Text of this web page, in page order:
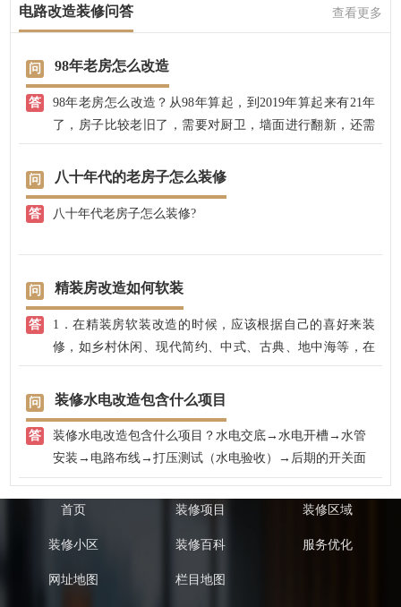
电路改造装修问答 查看更多
98年老房怎么改造
98年老房怎么改造？从98年算起，到2019年算起来有21年
了，房子比较老旧了，需要对厨卫，墙面进行翻新，还需
要对原先的水电进行改造，房子的布局需要重新设计，当
然，需要重新翻新改造，需要根据业主的意愿，有局部改
免费上门沟通和设计。
八十年代的老房子怎么装修
八十年代老房子怎么装修?
1、八十年代老房子装修前要做好工程和预算,因为八十年
代老房子已经算是老的房子了,因此相比之下,这类房子的工
虑屋况与承载量,之后才能进行翻新规划。通常情况系老屋
改造预算和新屋比较,更有着天差地别。主要是因为老屋工
程项目多,基础工程无法节省,视其屋况和装修项目,一坪预
算约五到十万不等。
2、老房装修天花板和地板装修:装修完成的空间简洁美观,
其实杂乱的线路都藏进了天花板,翻修时不妨仔细思考需要
的用电设备,预先计画才能让整个室内空间乾净清爽。而地
板砖选耐磨性好的;此外,若想规划合适,还可以架高地板,增
3、老房阳台装修:很多屋主在装修时,为了要争取室内空间
精装房改造如何软装
1．在精装房软装改造的时候，应该根据自己的喜好来装
修，如乡村休闲、现代简约、中式、古典、地中海等，在
这些风格下选择家具可以让平淡无奇的精装房展示出或乡
村或奢华或古典的气质。另外，精装房软装可以通过改变
2．尽管精装房软装可以改变精装房的风格，但也要与精装
房硬装结合才能较好地表现你自己想要的风格。所以在精
装房装修的时候有必要在原有硬装基础上，添加一些定制
的小改造，以得到自己想要的精装房风格。这些改造不用
家具饰品风格与硬装完美搭配。
3．精装房改造如果不想对硬装进行大改动又想要体现个性
装修水电改造包含什么项目
装修水电改造包含什么项目？水电交底→水电开槽→水管
安装→电路布线→打压测试（水电验收）→后期的开关面
板灯具安装。
首页 装修项目 装修区域
装修小区 装修百科 服务优化
网址地图 栏目地图